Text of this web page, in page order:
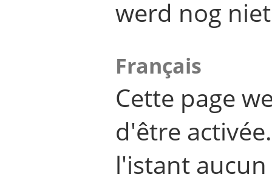
werd nog
Français
Cette page
d'être
l'istant